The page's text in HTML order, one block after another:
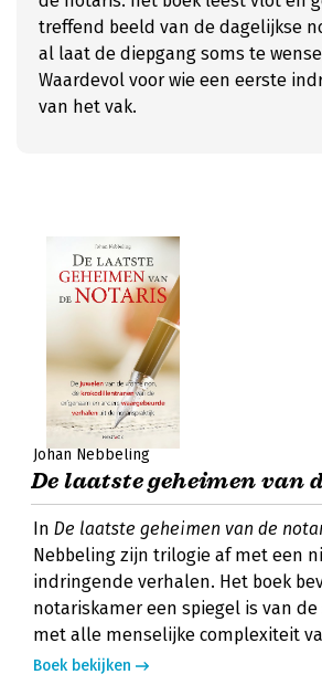
treffend beeld van de dagelijkse
al laat de diepgang soms te
Waardevol voor wie een eerste
van het vak.
Johan Nebbeling
De laatste geheimen van
In De laatste geheimen van de
Nebbeling zijn trilogie af met een
indringende verhalen. Het boek
notariskamer een spiegel is van
met alle menselijke complexiteit
Boek bekijken